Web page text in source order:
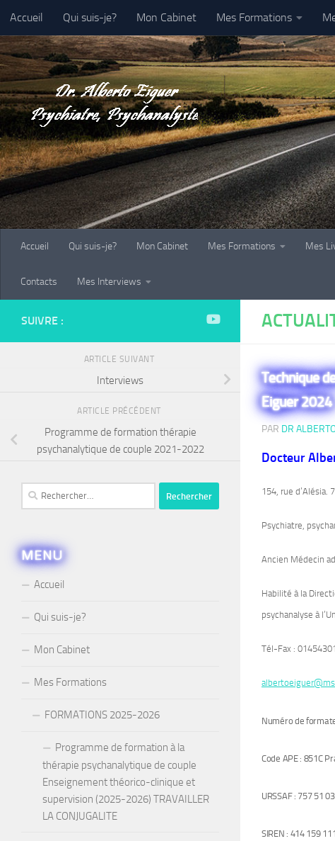
Au dessous du contenu
Accueil Qui suis-je? Mon Cabinet Mes Formations
Galerie-Photo Contacts Mes Interviews
Accueil Qui suis-je? Mon Cabinet Mes Formations Mes
Contacts Mes Interviews
Technique
Eiguer 2024
PAR DR
Docteur
154, rue d’Alésia.
Psychiatre,
Ancien Médecin
Habilité à la
psychanalyse à
Tél-Fax :
Numéro de
Code APE : 851C
URSSAF : 757 51
SIREN : 414 159
SUIVRE :
ARTICLE SUIVANT
Interviews
ARTICLE PRÉCÉDENT
Programme de formation thérapie
psychanalytique de couple 2021-2022
Rechercher :
MENU
Accueil
Qui suis-je?
Mon Cabinet
Mes Formations
FORMATIONS 2025-2026
Programme de formation à la
thérapie psychanalytique de couple
Enseignement théorico-clinique et
supervision (2025-2026) TRAVAILLER
LA CONJUGALITE